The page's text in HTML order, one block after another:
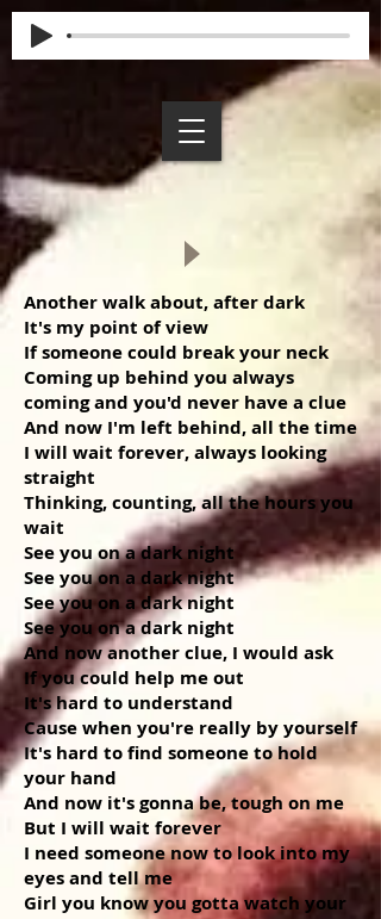
Another walk about, after dark
It's my point of view
If someone could break your neck
Coming up behind you always
coming and you'd never have a clue
And now I'm left behind, all the time
I will wait forever, always looking
straight
Thinking, counting, all the hours you
wait
See you on a dark night
See you on a dark night
See you on a dark night
See you on a dark night
And now another clue, I would ask
If you could help me out
It's hard to understand
Cause when you're really by yourself
It's hard to find someone to hold
your hand
And now it's gonna be, tough on me
But I will wait forever
I need someone now to look into my
eyes and tell me
Girl you know you gotta watch your